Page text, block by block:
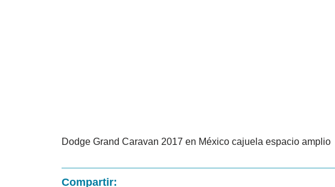
Dodge Grand Caravan 2017 en México cajuela espacio amplio
Compartir: